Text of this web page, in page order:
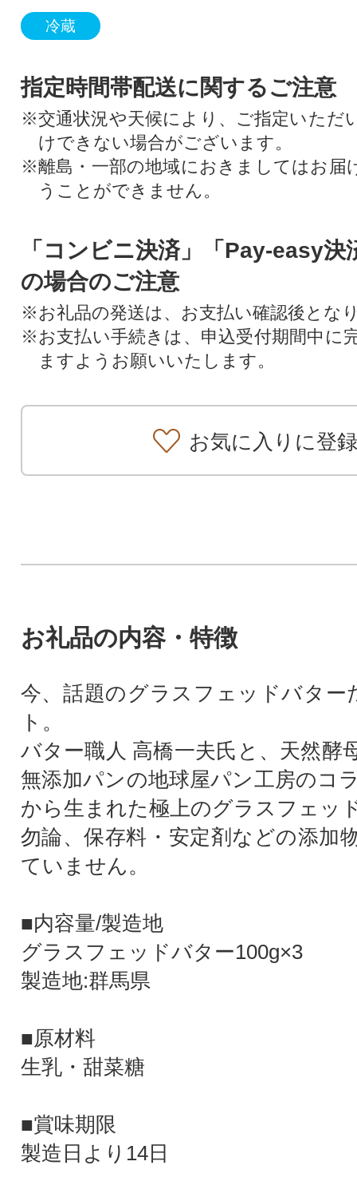
冷蔵
指定時間帯配送に関するご注意
※交通状況や天候により、ご指定いただ
けできない場合がございます。
※離島・一部の地域におきましてはお届
うことができません。
「コンビニ決済」「Pay-easy決
の場合のご注意
※お礼品の発送は、お支払い確認後とな
※お支払い手続きは、申込受付期間中に
ますようお願いいたします。
お気に入りに登録
お礼品の内容・特徴
今、話題のグラスフェッドバター
ト。
バター職人 高橋一夫氏と、天然酵
無添加パンの地球屋パン工房のコ
から生まれた極上のグラスフェッ
勿論、保存料・安定剤などの添加
ていません。
■内容量/製造地
グラスフェッドバター100g×3
製造地:群馬県
■原材料
生乳・甜菜糖
■賞味期限
製造日より14日